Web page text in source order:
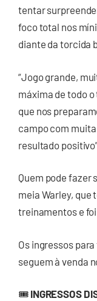
tentar
foco total nos
diante da torcida
“Jogo grande,
máxima de todo
que nos
campo com
resultado
Quem pode fazer
meia Warley,
treinamentos e
Os ingressos
seguem à venda
🎟INGRESSOS